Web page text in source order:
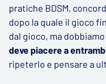
pratiche BDSM,
dopo la quale il gioco
dal gioco, ma
deve piacere a
ripeterlo e pensare a